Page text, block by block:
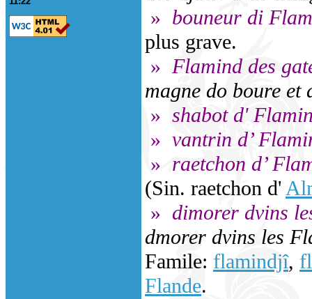
» bouneur di
plus grave.
» Flamind des
magne do boure et
» shabot d'
» vantrin d’
» raetchon d’
(Sin. raetchon d'
» dimorer dvins
dmorer dvins les
Famile: flamindjî,
Flande.